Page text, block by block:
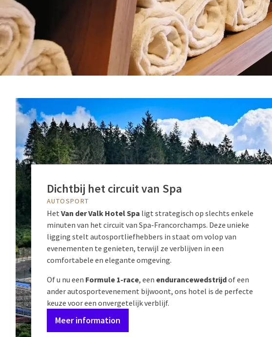
Ontdek ons
Dichtbij het circuit van Spa
AUTOSPORT
Het Van der Valk Hotel Spa ligt strategisch op slechts enkele
minuten van het circuit van Spa-Francorchamps. Deze unieke
ligging stelt autosportliefhebbers in staat om volop van
evenementen te genieten, terwijl ze verblijven in een
comfortabele en elegante omgeving.
Of u nu een Formule 1-race, een endurancewedstrijdof een
ander autosportevenement bijwoont, ons hotel is de perfecte
keuze voor een onvergetelijk verblijf.
Meer information